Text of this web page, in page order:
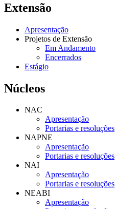
Extensão
Apresentação
Projetos de Extensão
Em Andamento
Encerrados
Estágio
Núcleos
NAC
Apresentação
Portarias e resoluções
NAPNE
Apresentação
Portarias e resoluções
NAI
Apresentação
Portarias e resoluções
NEABI
Apresentação